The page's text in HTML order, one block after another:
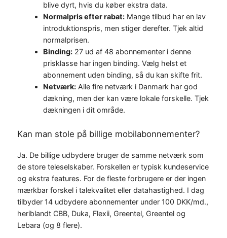
blive dyrt, hvis du køber ekstra data.
Normalpris efter rabat: Mange tilbud har en lav
introduktionspris, men stiger derefter. Tjek altid
normalprisen.
Binding: 27 ud af 48 abonnementer i denne
prisklasse har ingen binding. Vælg helst et
abonnement uden binding, så du kan skifte frit.
Netværk: Alle fire netværk i Danmark har god
dækning, men der kan være lokale forskelle. Tjek
dækningen i dit område.
Kan man stole på billige mobilabonnementer?
Ja. De billige udbydere bruger de samme netværk som
de store teleselskaber. Forskellen er typisk kundeservice
og ekstra features. For de fleste forbrugere er der ingen
mærkbar forskel i talekvalitet eller datahastighed. I dag
tilbyder 14 udbydere abonnementer under 100 DKK/md.,
heriblandt CBB, Duka, Flexii, Greentel, Greentel og
Lebara (og 8 flere).